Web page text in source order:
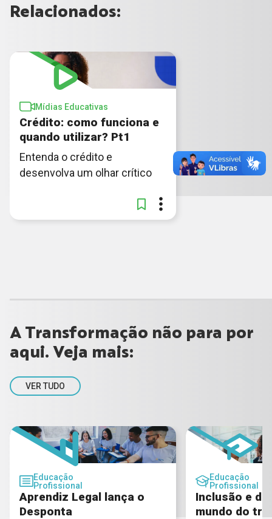
Relacionados:
Mídias Educativas
Crédito: como funciona e
quando utilizar? Pt1
Entenda o crédito e
desenvolva um olhar crítico
A Transformação não para por
aqui. Veja mais:
VER TUDO
Educação
Profissional
Aprendiz Legal lança o
Desponta
Educação
Profissional
Inclusão e
mundo do